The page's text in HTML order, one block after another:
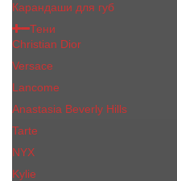
Карандаши для губ
Тени
Christian Dior
Versace
Lancome
Anastasia Beverly Hills
Tarte
NYX
Kylie